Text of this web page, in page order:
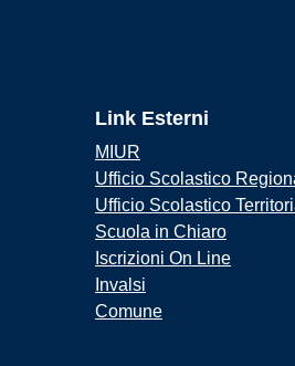
Link Esterni
MIUR
Ufficio Scolastico
Ufficio Scolastico
Scuola in Chiaro
Iscrizioni On Line
Invalsi
Comune